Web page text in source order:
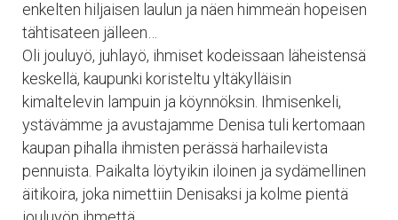
enkelten hiljaisen laulun ja näen himmeän hopeisen
tähtisateen jälleen…
Oli jouluyö, juhlayö, ihmiset kodeissaan läheistensä
keskellä, kaupunki koristeltu yltäkylläisin
kimaltelevin lampuin ja köynnöksin. Ihmisenkeli,
ystävämme ja avustajamme Denisa tuli kertomaan
kaupan pihalla ihmisten perässä harhailevista
pennuista. Paikalta löytyikin iloinen ja sydämellinen
äitikoira, joka nimettiin Denisaksi ja kolme pientä